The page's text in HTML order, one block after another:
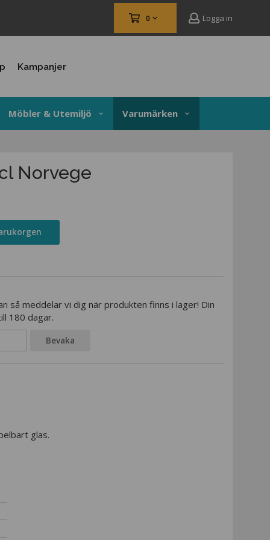
0 Logga in
Kampanjer
Möbler & Utemiljö Varumärken
Norvege
så meddelar vi dig när produkten finns i lager! Din
180 dagar.
Bevaka
glas.